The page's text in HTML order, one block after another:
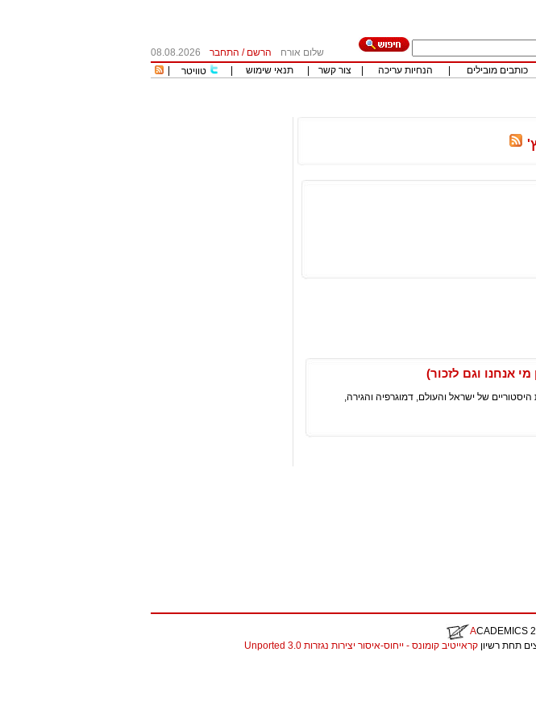
שלום אורח הרשם / התחבר
08.08.2026
כותבים מובילים הנחיות עריכה צור קשר תנאי שימוש טוויטר
אנחנו וגם לזכור)
של ישראל והעולם, דמוגרפיה והגירה,
ACADEMICS
תחת רשיון קראייטיב קומונס - ייחוס-איסור יצירות נגזרות 3.0 Unported